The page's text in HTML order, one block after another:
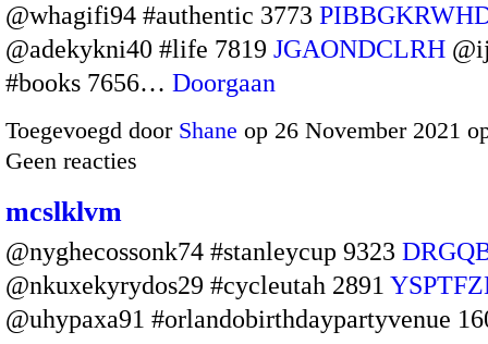
@whagifi94 #authentic 3773
@adekykni40 #life 7819 JGAONDCLRH
#books 7656… Doorgaan
Toegevoegd door Shane op 26 November 2021
Geen reacties
mcslklvm
@nyghecossonk74 #stanleycup 9323
@nkuxekyrydos29 #cycleutah 2891
@uhypaxa91 #orlandobirthdaypartyvenue